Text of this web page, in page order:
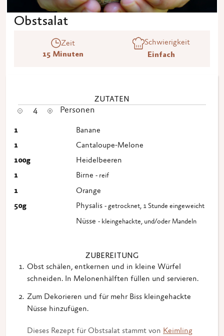
Obstsalat
Zeit
15 Minuten
Schwierigkeit
Einfach
ZUTATEN
4 Personen
1
Banane
1
Cantaloupe-Melone
100g
Heidelbeeren
1
Birne - reif
1
Orange
50g Physalis - getrocknet, 1 Stunde eingeweicht
Nüsse - kleingehackte, und/oder Mandeln
ZUBEREITUNG
Obst schälen, entkernen und in kleine Würfel
schneiden. In Melonenhälften füllen und servieren.
Zum Dekorieren und für mehr Biss kleingehackte
Nüsse hinzufügen.
Dieses Rezept für Obstsalat stammt von Keimling